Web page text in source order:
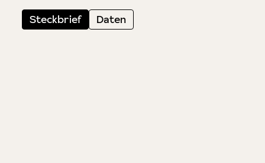
Steckbrief Daten